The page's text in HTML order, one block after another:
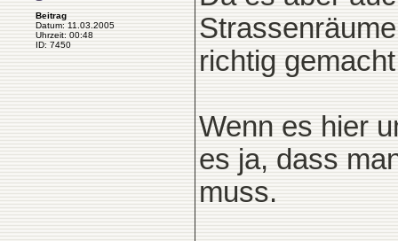
Beitrag
Datum: 11.03.2005
Uhrzeit: 00:48
ID: 7450
richtig
Wenn es hier
es ja, dass
muss.